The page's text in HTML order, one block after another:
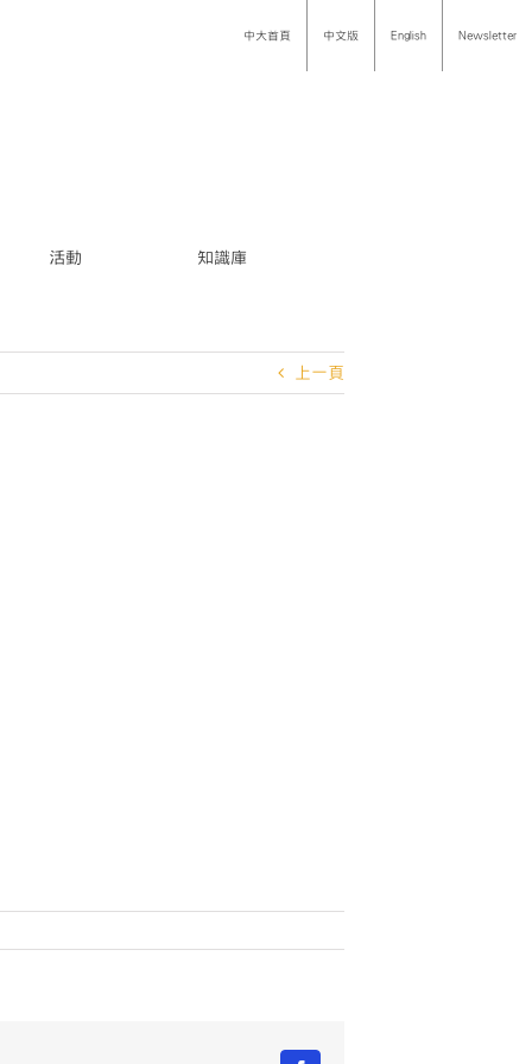
中大首頁 中文版 English Newsletter
活動 知識庫
上一頁